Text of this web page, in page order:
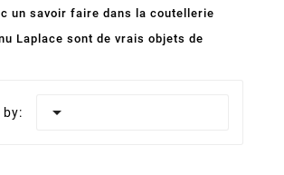
un savoir faire dans la coutellerie
Laplace sont de vrais objets de
by: 